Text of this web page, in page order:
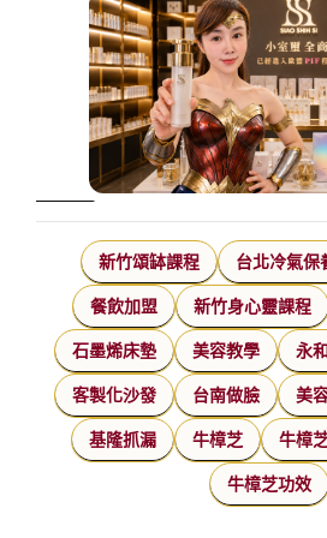
新竹頌缽課程 台北冷氣保
餐飲加盟 新竹身心靈課程
石墨烯床墊 美容教學 永
客製化沙發 台南做臉 美
基隆抓漏 牛樟芝 牛樟
牛樟芝功效